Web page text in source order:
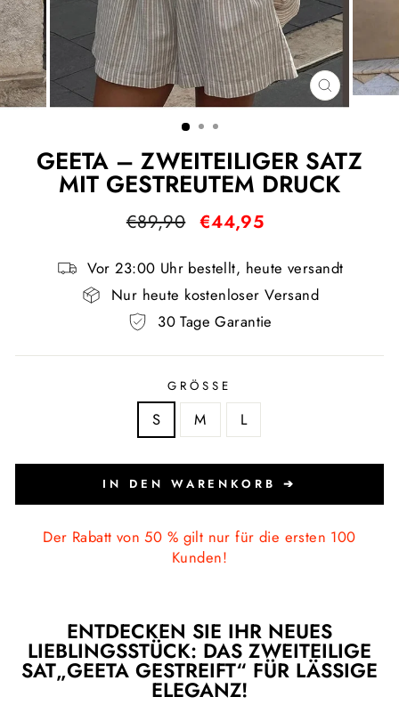
ESC)
GEETA – ZWEITEILIGER SATZ
MIT GESTREUTEM DRUCK
Normaler
€89,90 Sonderpreis
€44,95
Vor 23:00 Uhr bestellt, heute versandt
Nur heute kostenloser Versand
30 Tage Garantie
GRÖSSE
S M L
IN DEN WARENKORB ➔
Der Rabatt von 50 % gilt nur für die ersten 100
Kunden!
ENTDECKEN SIE IHR NEUES
LIEBLINGSSTÜCK: DAS ZWEITEILIGE
SAT„GEETA GESTREIFT“ FÜR LÄSSIGE
ELEGANZ!